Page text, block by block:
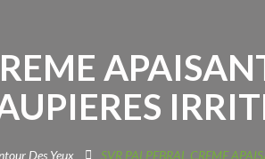
Des Yeux SVR PALPEBRAL CREME